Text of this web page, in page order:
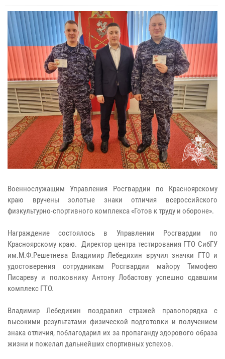
Военнослужащим Управления Росгвардии по Красноярскому
краю вручены золотые знаки отличия всероссийского
физкультурно-спортивного комплекса «Готов к труду и обороне».
Награждение состоялось в Управлении Росгвардии по
Красноярскому краю. Директор центра тестирования ГТО СибГУ
им.М.Ф.Решетнева Владимир Лебедихин вручил значки ГТО и
удостоверения сотрудникам Росгвардии майору Тимофею
Писареву и полковнику Антону Лобастову успешно сдавшим
комплекс ГТО.
Владимир Лебедихин поздравил стражей правопорядка с
высокими результатами физической подготовки и получением
знака отличия, поблагодарил их за пропаганду здорового образа
жизни и пожелал дальнейших спортивных успехов.